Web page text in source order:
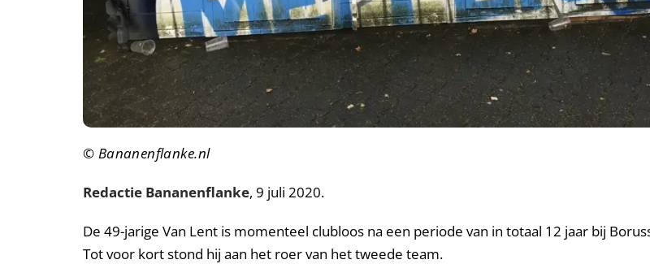
© Bananenflanke.nl
Redactie Bananenflanke, 9 juli 2020.
De 49-jarige Van Lent is momenteel clubloos na een periode van in totaal 12 jaar bij
Tot voor kort stond hij aan het roer van het tweede team.